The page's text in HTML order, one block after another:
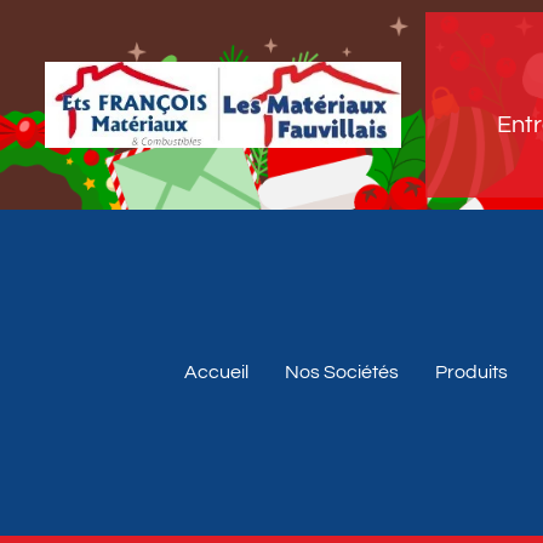
Accueil Nos Sociétés Produits